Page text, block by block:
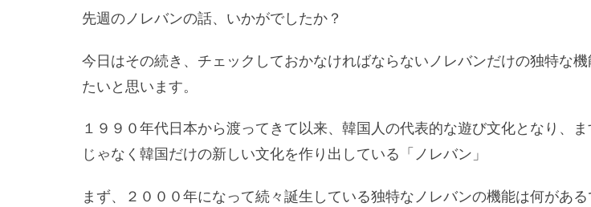
先週のノレバンの話、いかがでしたか？
今日はその続き、チェックしておかなければならないノレバンだけの独特な
たいと思います。
１９９０年代日本から渡ってきて以来、韓国人の代表的な遊び文化となり、
じゃなく韓国だけの新しい文化を作り出している「ノレバン」
まず、２０００年になって続々誕生している独特なノレバンの機能は何がある